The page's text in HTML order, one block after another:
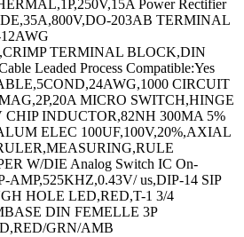
Power Rectifier
203AB TERMINAL
TERMINAL BLOCK,DIN
Leaded Process Compatible:Yes
CIRCUIT
MICRO SWITCH,HINGE
CHIP INDUCTOR,82NH 300MA 5%
ELEC 100UF,100V,20%,AXIAL
W/DIE Analog Switch IC On-
AMP,525KHZ,0.43V/ us,DIP-14 SIP
HOLE LED,RED,T-1 3/4
DIN FEMELLE 3P
GRN/AMB